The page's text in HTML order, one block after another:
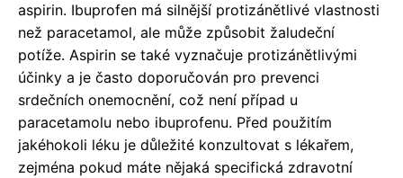
aspirin. Ibuprofen má silnější protizánětlivé vlastnosti
než paracetamol, ale může způsobit žaludeční
potíže. Aspirin se také vyznačuje protizánětlivými
účinky a je často doporučován pro prevenci
srdečních onemocnění, což není případ u
paracetamolu nebo ibuprofenu. Před použitím
jakéhokoli léku je důležité konzultovat s lékařem,
zejména pokud máte nějaká specifická zdravotní